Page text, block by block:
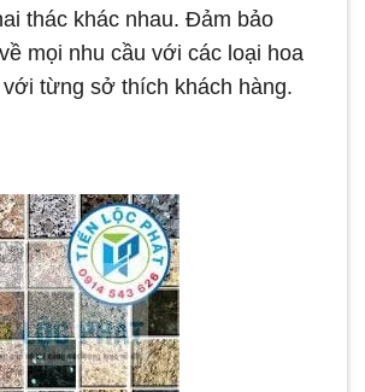
thác khác nhau. Đảm bảo
mọi nhu cầu với các loại hoa
từng sở thích khách hàng.